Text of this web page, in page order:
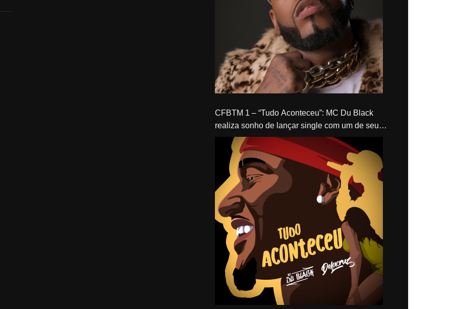
CFBTM 1 – “Tudo Aconteceu”: MC Du Black
realiza sonho de lançar single com um de seus
ídolos, Delacruz